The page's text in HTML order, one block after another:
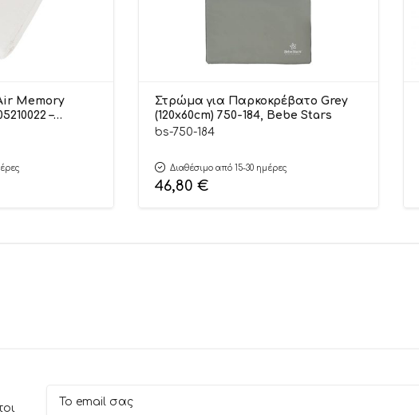
Memory
–
Στρώμα για Παρκοκρέβατο Grey
(120x60cm) 750-184, Bebe Stars
bs-750-184
Διαθέσιμο από 15-30 ημέρες
46,80 €